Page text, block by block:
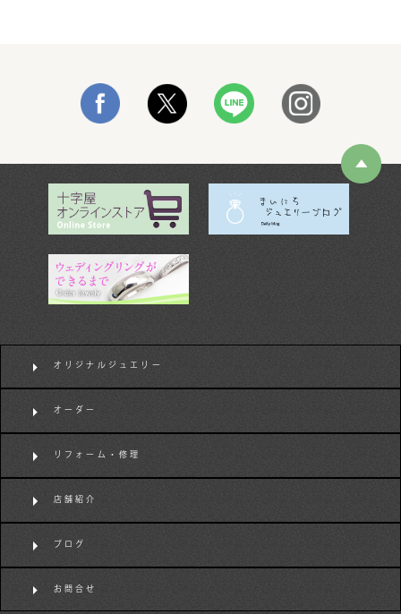
オリジナルジュエリー
オーダー
リフォーム・修理
店舗紹介
ブログ
お問合せ